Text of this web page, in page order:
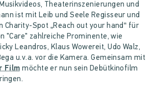
Theaterinszenierungen und
ist mit Leib und Seele Regisseur und
Charity-Spot „Reach out your hand“ für
"Care" zahlreiche Prominente, wie
Leandros, Klaus Wowereit, Udo Walz,
u.v.a. vor die Kamera. Gemeinsam mit
Film möchte er nun sein Debütkinofilm